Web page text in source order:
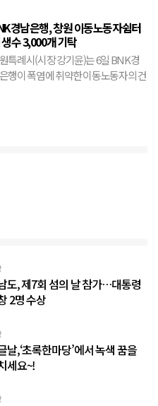
경남은행, 창원 이동노동자쉼터
수 3,000개 기탁
특례시(시장 강기윤)는 6일 BNK경
행이 폭염에 취약한 이동노동자의 건
도, 제7회 섬의 날 참가…대통령
2명 수상
날,‘초록한마당’에서 녹색 꿈을
세요~!